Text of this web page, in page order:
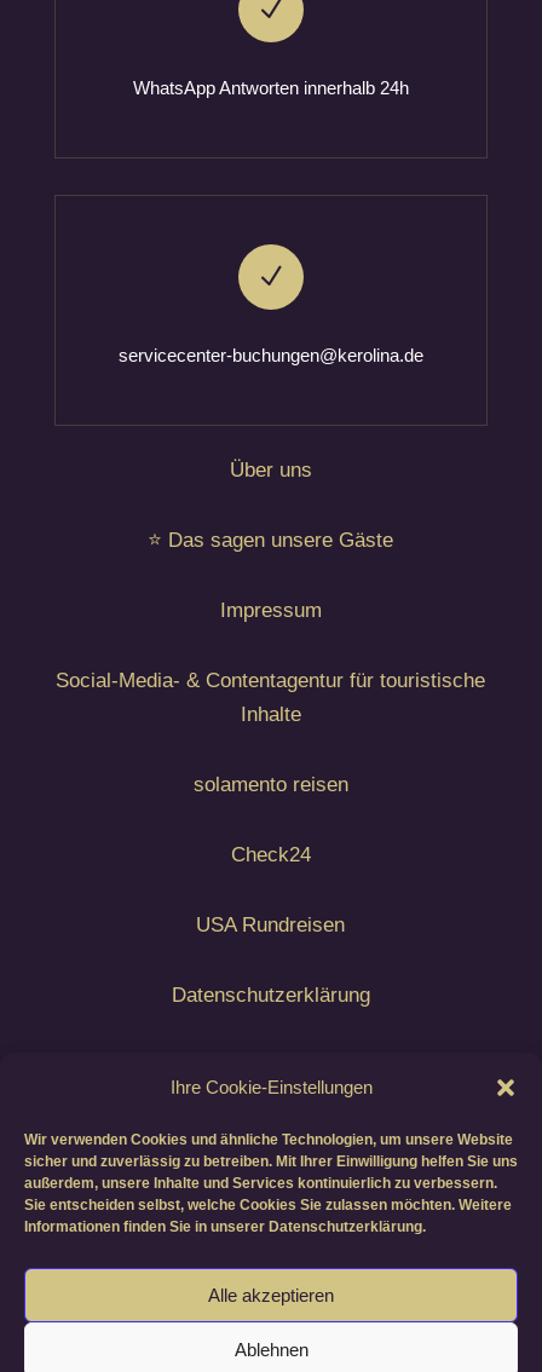
Ihre Cookie-Einstellungen
Wir verwenden Cookies und ähnliche Technologien, um unsere Website
sicher und zuverlässig zu betreiben. Mit Ihrer Einwilligung helfen Sie uns
außerdem, unsere Inhalte und Services kontinuierlich zu verbessern.
Sie entscheiden selbst, welche Cookies Sie zulassen möchten. Weitere
Informationen finden Sie in unserer Datenschutzerklärung.
Alle akzeptieren
Ablehnen
N
WhatsApp Antworten innerhalb 24h
N
servicecenter-buchungen@kerolina.de
Über uns
⭐ Das sagen unsere Gäste
Impressum
Social-Media- & Contentagentur für touristische
Inhalte
solamento reisen
Check24
USA Rundreisen
Datenschutzerklärung
- Auswärtiges Amt -
Reise- und Sicherheitshinweise
Copyright © All Rights Reserved by KEROLINA
LLC
(Social-Media- & Contentagentur für